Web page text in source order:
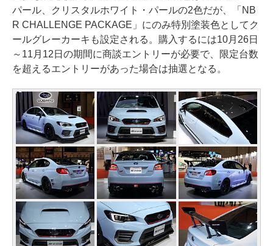
パール、クリスタルホワイト・パールの2色だが、「NB
R CHALLENGE PACKAGE」にのみ特別塗装色としてク
ールグレーカーキも設定される。購入するには10月26日
～11月12日の期間に商談エントリーが必要で、限定台数
を超えるエントリーがあった場合は抽選となる。